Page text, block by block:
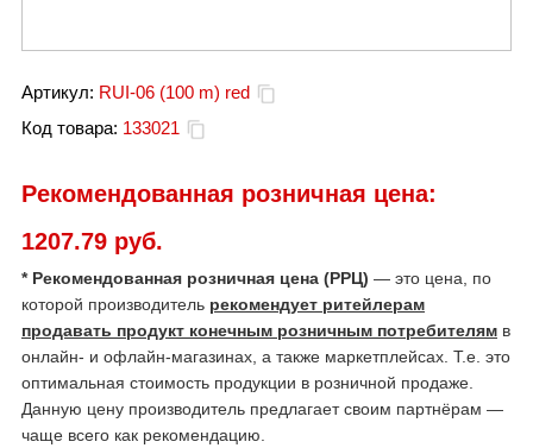
Артикул: RUI-06 (100 m) red
Код товара: 133021
Рекомендованная розничная цена:
1207.79 руб.
* Рекомендованная розничная цена (РРЦ) — это цена, по
которой производитель рекомендует ритейлерам
продавать продукт конечным розничным потребителям в
онлайн- и офлайн-магазинах, а также маркетплейсах. Т.е. это
оптимальная стоимость продукции в розничной продаже.
Данную цену производитель предлагает своим партнёрам —
чаще всего как рекомендацию.